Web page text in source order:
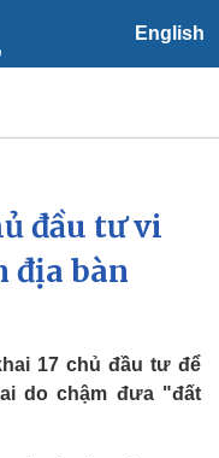
English
thời tiết
làm
đảo
đầu tư vi
địa bàn
17 chủ đầu tư để
do chậm đưa "đất